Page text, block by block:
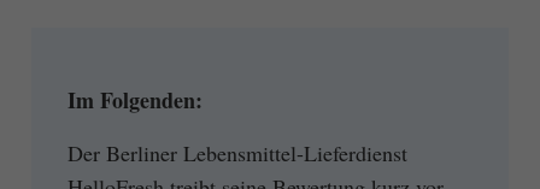
Im Folgenden:
Der Berliner Lebensmittel-Lieferdienst